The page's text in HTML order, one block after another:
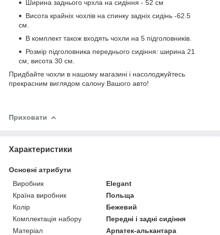
Ширина заднього чрхла на сидіння - 52 см
Висота крайніх чохлів на спинку задніх сидінь -62.5
см.
В комплект також входять чохли на 5 підголовників.
Розмір підголовника переднього сидіння: ширина 21
см, висота 30 см.
Придбайте чохли в нашому магазині і насолоджуйтесь
прекрасним виглядом салону Вашого авто!
Приховати
Характеристики
Основні атрибути
Виробник
Elegant
Країна виробник
Польща
Колір
Бежевий
Комплектація набору
Передні і задні сидіння
Матеріал
Арпатек-алькантара